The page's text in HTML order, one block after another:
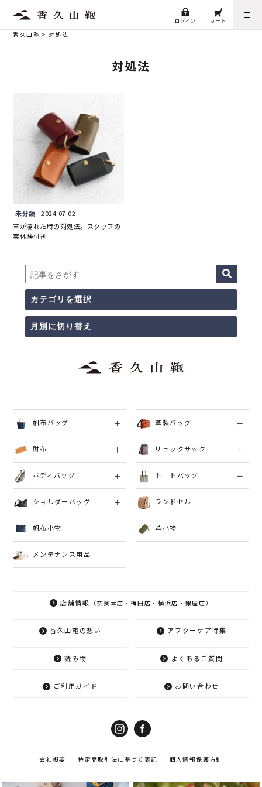
ログイン カート
香久山鞄 >対処法
対処法
未分類
2024.07.02
革が濡れた時の対処法。スタッフの
実体験付き
帆布バッグ 革製バッグ
財布 リュックサック
ボディバッグ トートバッグ
ショルダーバッグ ランドセル
帆布小物
メンテナンス用品
革小物
店舗情報 （奈良本店・梅田店・横浜店・銀座店）
香久山鞄の想い アフターケア特集
読み物 よくあるご質問
ご利用ガイド お問い合わせ
会社概要 特定商取引法に基づく表記 個人情報保護方針